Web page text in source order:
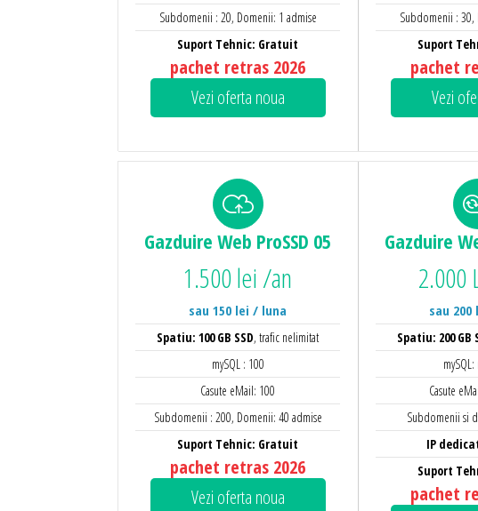
Subdomenii : 20, Domenii: 1 admise
Suport Tehnic: Gratuit
pachet retras 2026
Vezi oferta noua
Subdomenii : 30,
Suport
pachet
Vezi
Gazduire Web ProSSD 05
1.500 lei /an
sau 150 lei / luna
Spatiu: 100 GB SSD, trafic nelimitat
mySQL : 100
Casute eMail: 100
Subdomenii : 200, Domenii: 40 admise
Suport Tehnic: Gratuit
pachet retras 2026
Vezi oferta noua
Gazduire
2.000
sau
Spatiu: 200 GB
Casute
Subdomenii si
IP
Suport
pachet